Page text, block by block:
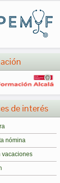
de interés
nómina
vacaciones